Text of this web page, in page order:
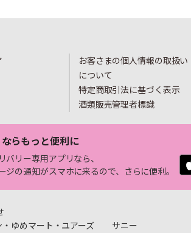
お客さまの個人情報の取扱い
について
特定商取引法に基づく表示
酒類販売管理者標識
ならもっと便利に
バリー専用アプリなら、
ジの通知がスマホに来るので、さらに便利。
・ゆめマート・ユアーズ
サニー